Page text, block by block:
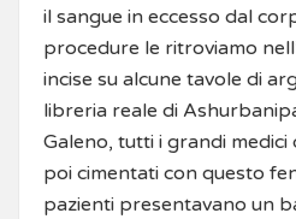
il sangue in eccesso dal
procedure le ritroviamo
incise su alcune tavole di
libreria reale di
Galeno, tutti i grandi medici
poi cimentati con questo
pazienti presentavano un